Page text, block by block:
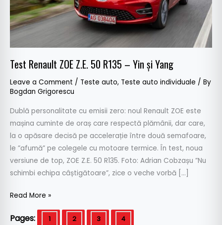
Test Renault ZOE Z.E. 50 R135 – Yin și Yang
Leave a Comment / Teste auto, Teste auto individuale / By
Bogdan Grigorescu
Dublă personalitate cu emisii zero: noul Renault ZOE este
mașina cuminte de oraș care respectă plămânii, dar care,
la o apăsare decisă pe accelerație între două semafoare,
le ”afumă” pe colegele cu motoare termice. În test, noua
versiune de top, ZOE Z.E. 50 R135. Foto: Adrian Cobzașu ”Nu
schimbi echipa câștigătoare”, zice o veche vorbă […]
Yin
și
Yang
Read More »
Pages: 1 2 3 4